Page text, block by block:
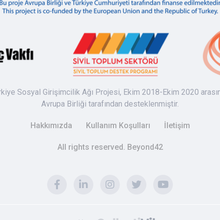
Sosyal Girişimcilik Ağı Projesi, Ekim 2018-Ekim 2020
Avrupa Birliği tarafından desteklenmiştir.
Hakkımızda Kullanım Koşulları İletişim
All rights reserved. Beyond42